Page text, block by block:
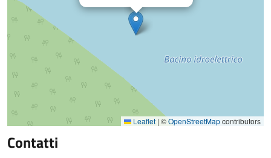
Leaflet | ©OpenStreetMapcontributors
Contatti